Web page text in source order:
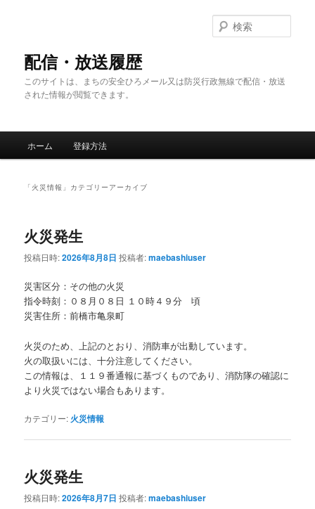
配信・放送履歴
このサイトは、まちの安全ひろメール又は防災行政無線で配信・放送
された情報が閲覧できます。
索
ホーム 登録方法
「 火災情報 」カテゴリーアーカイブ
火災発生
投稿日時:2026年8月8日 投稿者:maebashiuser
災害区分：その他の火災
指令時刻：０８月０８日 １０時４９分 頃
災害住所：前橋市亀泉町
火災のため、上記のとおり、消防車が出動しています。
火の取扱いには、十分注意してください。
この情報は、１１９番通報に基づくものであり、消防隊の確認に
より火災ではない場合もあります。
カテゴリー: 火災情報
火災発生
投稿日時:2026年8月7日 投稿者:maebashiuser